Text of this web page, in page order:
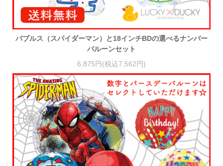
バブルス（スパイダーマン）と18インチBDの選べるナンバー
バルーンセット
6,875円(税込7,562円)